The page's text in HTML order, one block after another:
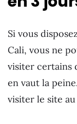
Si vous
Cali, vous ne
visiter certains
en vaut la
visiter le site